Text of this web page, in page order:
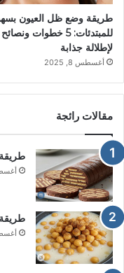
طريقة وضع ظل العيون
للمبتدئات: 5 خطوات ونصائح
لإطلالة جذابة
أغسطس 8, 2025
مقالات رائجة
أغسطس
أغسطس